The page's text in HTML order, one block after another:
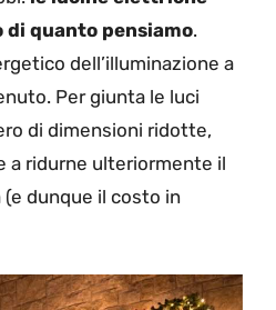
di quanto pensiamo.
dell’illuminazione a
Per giunta le luci
di dimensioni ridotte,
a ridurne ulteriormente il
dunque il costo in